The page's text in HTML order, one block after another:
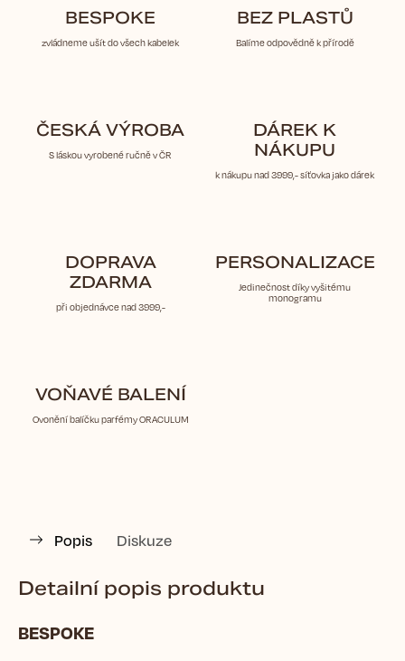
BESPOKE
zvládneme ušít do všech kabelek
BEZ PLASTŮ
Balíme odpovědně k přírodě
ČESKÁ VÝROBA
S láskou vyrobené ručně v ČR
DÁREK K
NÁKUPU
k nákupu nad 3999,- síťovka jako dárek
DOPRAVA
ZDARMA
při objednávce nad 3999,-
PERSONALIZACE
Jedinečnost díky vyšitému
monogramu
VOŇAVÉ BALENÍ
Ovonění balíčku parfémy ORACULUM
Popis Diskuze
Detailní popis produktu
BESPOKE